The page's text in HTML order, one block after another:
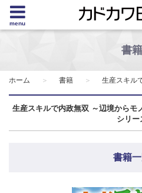
menu
書籍
ホーム 書籍 生産スキル
生産スキルで内政無双 ～辺境からモ
シリー
書籍